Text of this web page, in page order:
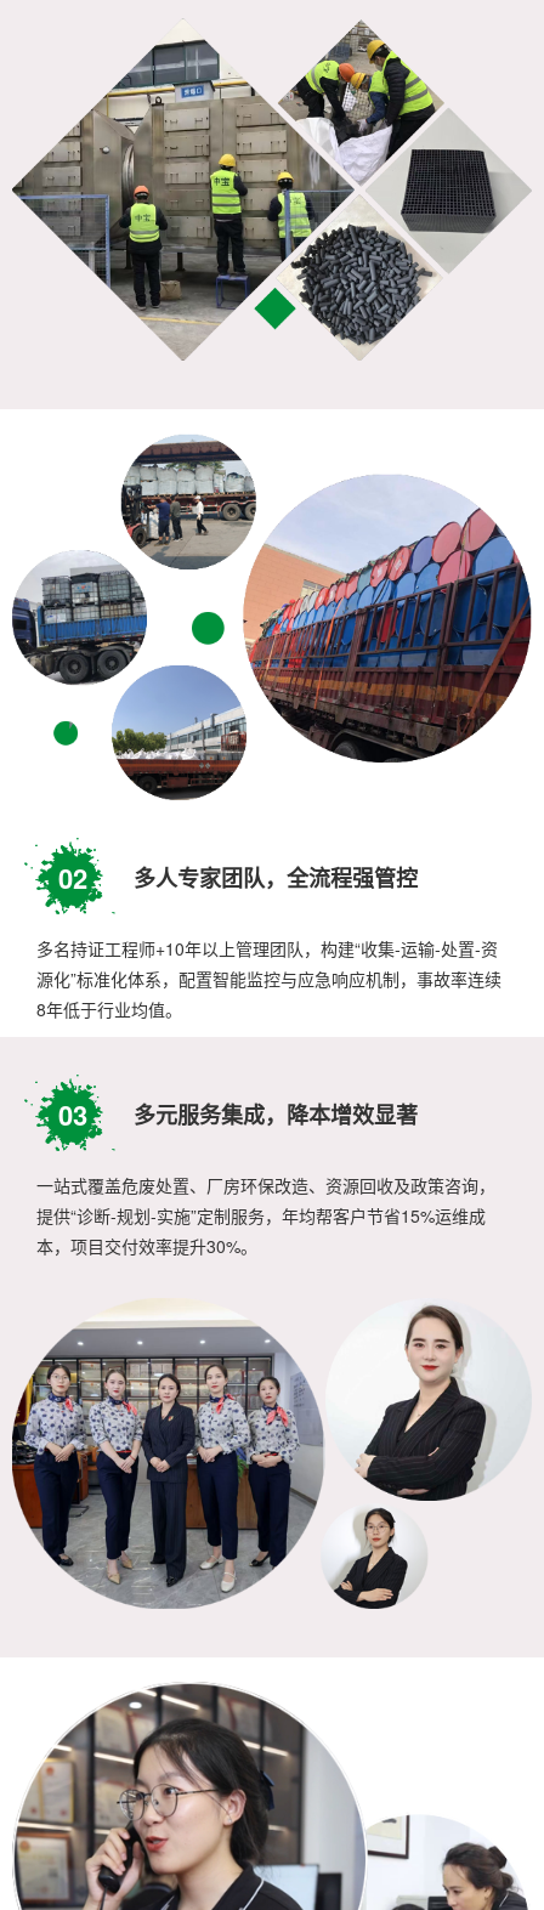
02 多人专家团队，全流程强管控
多名持证工程师+10年以上管理团队，构建“收集-运输-处置-资
源化”标准化体系，配置智能监控与应急响应机制，事故率连续
8年低于行业均值。
03 多元服务集成，降本增效显著
一站式覆盖危废处置、厂房环保改造、资源回收及政策咨询，
提供“诊断-规划-实施”定制服务，年均帮客户节省15%运维成
本，项目交付效率提升30%。